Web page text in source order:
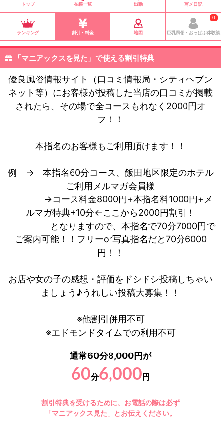
トップ 在籍一覧 出勤 写メ日記
ランキング 割引・料金 地図 巨乳風俗・おっぱぶ体験談
0
「マニアックスを見た」で使える割引特典
優良風俗情報サイト（口コミ情報局・シティヘブン
ネット等）にお客様が投稿した当店の口コミが掲載
されたら、その場で全コースもれなく2000円オ
フ！！
本指名のお客様もご利用頂けます！！
例 → 本指名60分コース、飯田地区限定のホテル
ご利用メルマガ会員様
→コース料金8000円+本指名料1000円+メ
ルマガ特典+10分←ここから2000円割引！
となりますので、本指名で70分7000円で
ご案内可能！！フリーor写真指名だと70分6000
円！！
お店や女の子の感想・評価をドシドシ投稿しちゃい
ましょう♪うれしい投稿大募集！！
※他割引併用不可
※エドモンドタイムでの利用不可
通常60分8,000円が
60分6,000 円
割引特典を受けるために、お電話の際は必ず
「マニアックス見た」とお伝えください。